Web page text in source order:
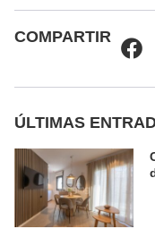
COMPARTIR
ÚLTIMAS